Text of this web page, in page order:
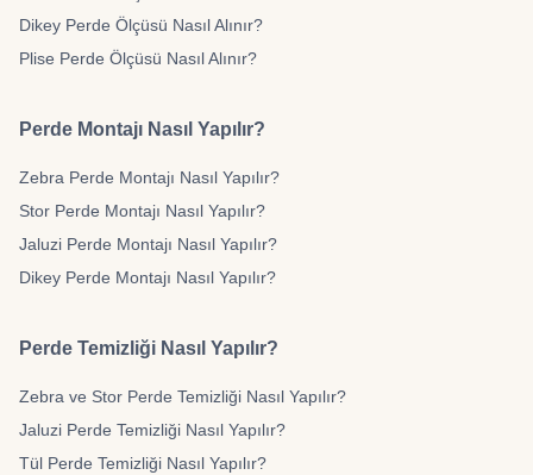
Dikey Perde Ölçüsü Nasıl Alınır?
Plise Perde Ölçüsü Nasıl Alınır?
Perde Montajı Nasıl Yapılır?
Zebra Perde Montajı Nasıl Yapılır?
Stor Perde Montajı Nasıl Yapılır?
Jaluzi Perde Montajı Nasıl Yapılır?
Dikey Perde Montajı Nasıl Yapılır?
Perde Temizliği Nasıl Yapılır?
Zebra ve Stor Perde Temizliği Nasıl Yapılır?
Jaluzi Perde Temizliği Nasıl Yapılır?
Tül Perde Temizliği Nasıl Yapılır?